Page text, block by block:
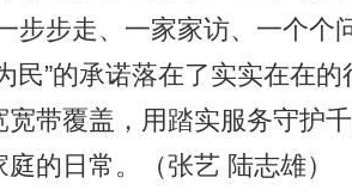
步步走、一家家访、一个个
民”的承诺落在了实实在在
宽带覆盖，用踏实服务守护
的日常。（张艺 陆志雄）